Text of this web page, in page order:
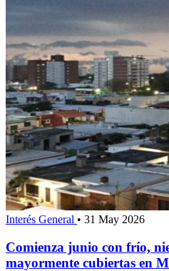
Interés General • 31 May 2026
Comienza junio con frío,
mayormente cubiertas en